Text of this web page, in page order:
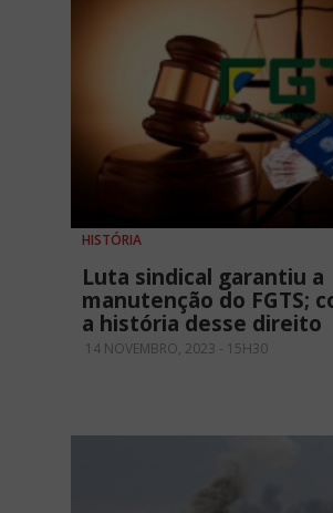
HISTÓRIA
Luta sindical garantiu a
manutenção do FGTS;
a história desse direito
14 NOVEMBRO, 2023 - 15H30